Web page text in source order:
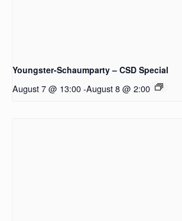
Youngster-Schaumparty – CSD Special
August 7 @ 13:00-August 8 @ 2:00